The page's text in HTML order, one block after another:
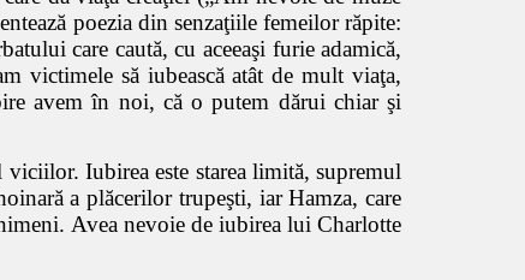
poezia din senzaţiile femeilor răpite:
care caută, cu aceeaşi furie adamică,
victimele să iubească atât de mult viaţa,
avem în noi, că o putem dărui chiar şi
Iubirea este starea limită, supremul
a plăcerilor trupeşti, iar Hamza, care
Avea nevoie de iubirea lui Charlotte